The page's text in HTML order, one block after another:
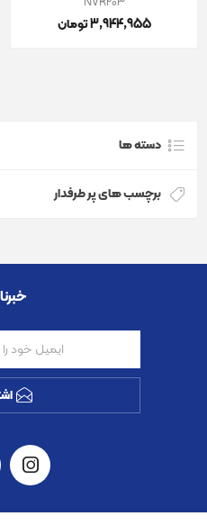
3٬944٬955 تومان
دسته ها
برچسب های پر طرفدار